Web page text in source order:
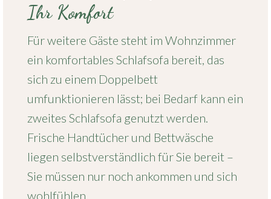
Ihr Komfort
Für weitere Gäste steht im Wohnzimmer
ein komfortables Schlafsofa bereit, das
sich zu einem Doppelbett
umfunktionieren lässt; bei Bedarf kann ein
zweites Schlafsofa genutzt werden.
Frische Handtücher und Bettwäsche
liegen selbstverständlich für Sie bereit –
Sie müssen nur noch ankommen und sich
wohlfühlen.